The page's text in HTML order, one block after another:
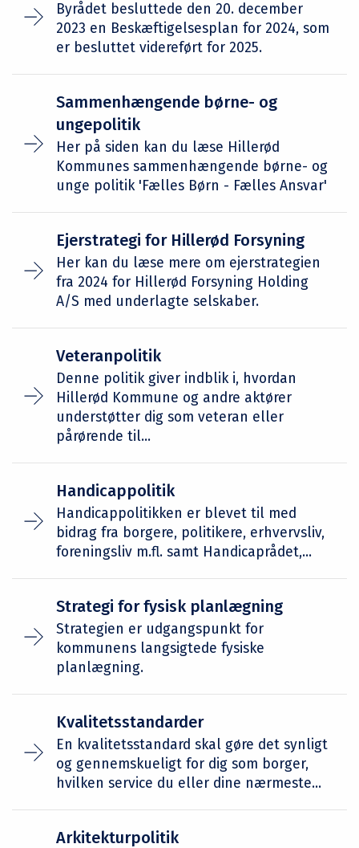
Byrådet besluttede den 20. december
2023 en Beskæftigelsesplan for 2024, som
er besluttet videreført for 2025.
Sammenhængende børne- og
ungepolitik
Her på siden kan du læse Hillerød
Kommunes sammenhængende børne- og
unge politik 'Fælles Børn - Fælles Ansvar'
Ejerstrategi for Hillerød Forsyning
Her kan du læse mere om ejerstrategien
fra 2024 for Hillerød Forsyning Holding
A/S med underlagte selskaber.
Veteranpolitik
Denne politik giver indblik i, hvordan
Hillerød Kommune og andre aktører
understøtter dig som veteran eller
pårørende til...
Handicappolitik
Handicappolitikken er blevet til med
bidrag fra borgere, politikere, erhvervsliv,
foreningsliv m.fl. samt Handicaprådet,...
Strategi for fysisk planlægning
Strategien er udgangspunkt for
kommunens langsigtede fysiske
planlægning.
Kvalitetsstandarder
En kvalitetsstandard skal gøre det synligt
og gennemskueligt for dig som borger,
hvilken service du eller dine nærmeste...
Arkitekturpolitik